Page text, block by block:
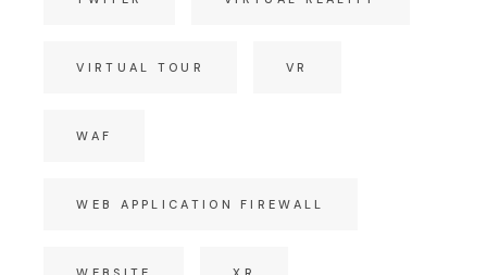
VIRTUAL TOUR VR
WAF
WEB APPLICATION FIREWALL